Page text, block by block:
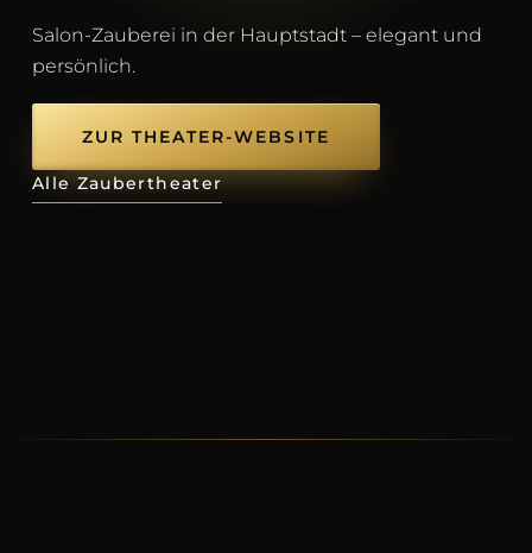
Salon-Zauberei in der Hauptstadt – elegant und
persönlich.
ZUR THEATER-WEBSITE
Alle Zaubertheater